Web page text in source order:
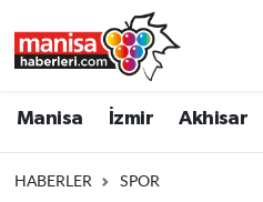
Manisa İzmir Akhisar
HABERLER SPOR
Manisa Nöbetçi Eczaneler